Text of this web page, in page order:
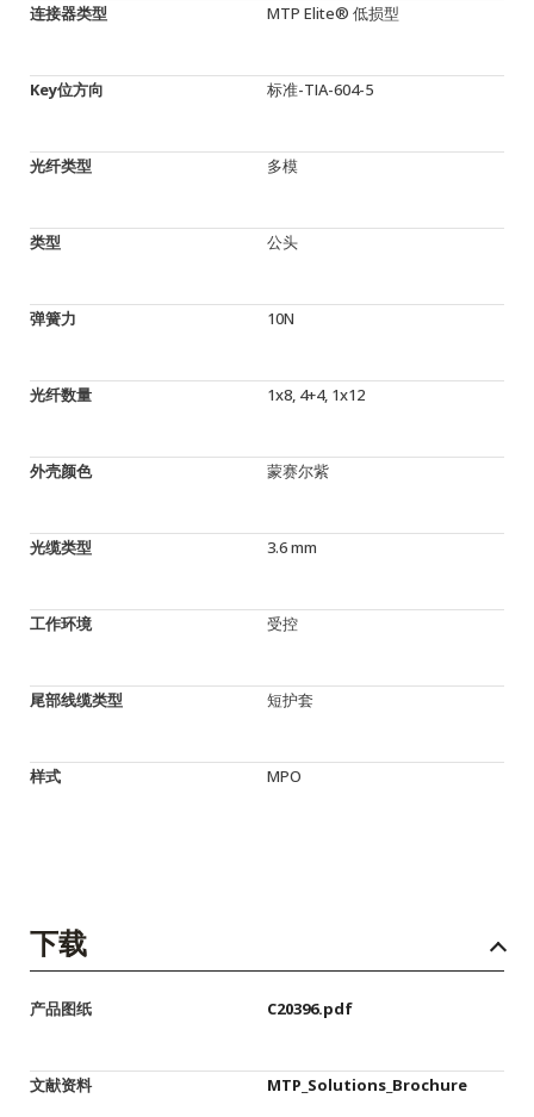
连接器类型 MTP Elite® 低损型
Key位方向 标准-TIA-604-5
光纤类型 多模
类型 公头
弹簧力 10N
光纤数量 1x8, 4+4, 1x12
外壳颜色 蒙赛尔紫
光缆类型 3.6 mm
工作环境 受控
尾部线缆类型 短护套
样式 MPO
下载
产品图纸 C20396.pdf
文献资料 MTP_Solutions_Brochure